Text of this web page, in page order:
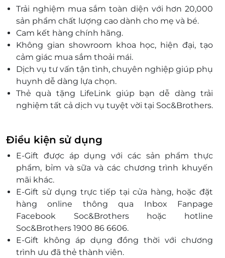
Trải nghiệm mua sắm toàn diện với hơn 20,000
sản phẩm chất lượng cao dành cho mẹ và bé.
Cam kết hàng chính hãng.
Không gian showroom khoa học, hiện đại, tạo
cảm giác mua sắm thoải mái.
Dịch vụ tư vấn tận tình, chuyên nghiệp giúp phụ
huynh dễ dàng lựa chọn.
Thẻ quà tặng LifeLink giúp bạn dễ dàng trải
nghiệm tất cả dịch vụ tuyệt vời tại Soc&Brothers.
Điều kiện sử dụng
E-Gift được áp dụng với các sản phẩm thực
phẩm, bỉm và sữa và các chương trình khuyến
mãi khác.
E-Gift sử dụng trực tiếp tại cửa hàng, hoặc đặt
hàng online thông qua Inbox Fanpage
Facebook Soc&Brothers hoặc hotline
Soc&Brothers 1900 86 6606.
E-Gift không áp dụng đồng thời với chương
trình ưu đã thẻ thành viên.